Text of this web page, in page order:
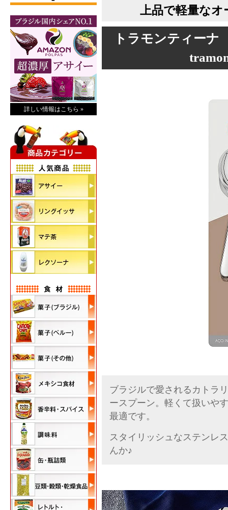
詳しい情報はこちら »
上品で軽量な
トラモンティー
ブラジルで愛されるカトラ
ースプーン。軽くて扱いや
最適です。
スタイリッシュなステンレ
んか♪